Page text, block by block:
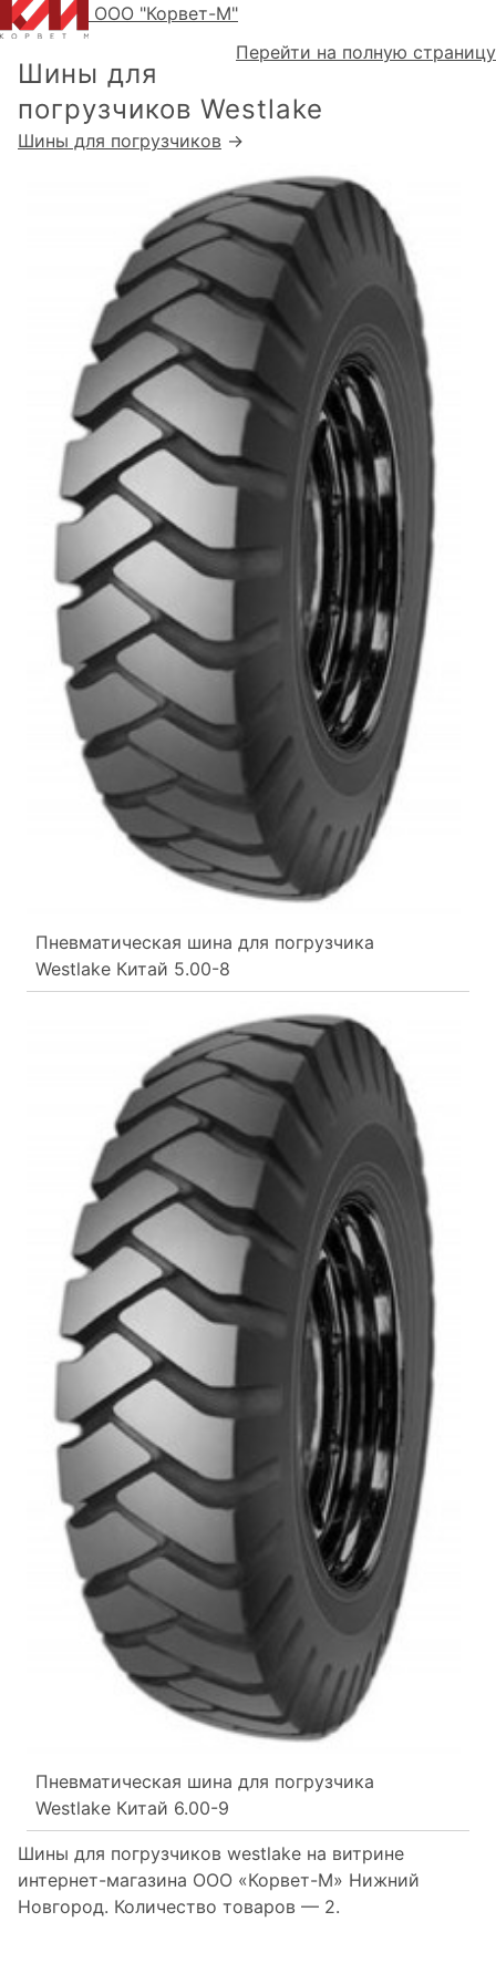
ООО "Корвет-М"
Перейти на полную страницу
Шины для
погрузчиков Westlake
Шины для погрузчиков →
Пневматическая шина для погрузчика
Westlake Китай 5.00-8
Пневматическая шина для погрузчика
Westlake Китай 6.00-9
Шины для погрузчиков westlake на витрине
интернет-магазина ООО «Корвет-М» Нижний
Новгород. Количество товаров — 2.